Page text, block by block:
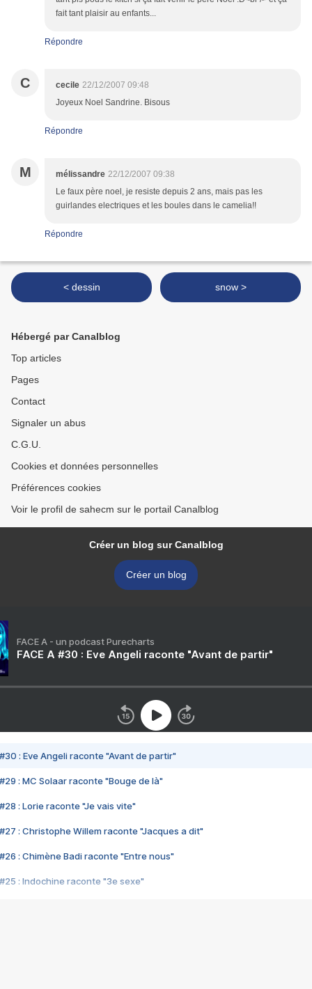
fait tant plaisir au enfants...
Répondre
C cecile 22/12/2007 09:48
Joyeux Noel Sandrine. Bisous
Répondre
M mélissandre 22/12/2007 09:38
Le faux père noel, je resiste depuis 2 ans, mais pas les
guirlandes electriques et les boules dans le camelia!!
Répondre
< dessin snow >
Hébergé par Canalblog
Top articles
Pages
Contact
Signaler un abus
C.G.U.
Cookies et données personnelles
Préférences cookies
Voir le profil de sahecm sur le portail Canalblog
Créer un blog sur Canalblog
Créer un blog
FACE A - un podcast Purecharts
FACE A #30 : Eve Angeli raconte "Avant de partir"
#30 : Eve Angeli raconte "Avant de partir"
#29 : MC Solaar raconte "Bouge de là"
#28 : Lorie raconte "Je vais vite"
#27 : Christophe Willem raconte "Jacques a dit"
#26 : Chimène Badi raconte "Entre nous"
#25 : Indochine raconte "3e sexe"